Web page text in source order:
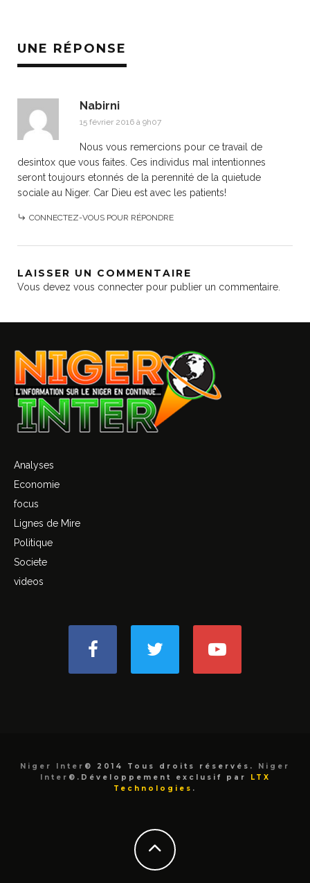
UNE RÉPONSE
Nabirni
15 février 2016 à 9h07
Nous vous remercions pour ce travail de
desintox que vous faites. Ces individus mal intentionnes
seront toujours etonnés de la perennité de la quietude
sociale au Niger. Car Dieu est avec les patients!
CONNECTEZ-VOUS POUR RÉPONDRE
LAISSER UN COMMENTAIRE
Vous devez vous connecter pour publier un commentaire.
Analyses
Economie
focus
Lignes de Mire
Politique
Societe
videos
Niger Inter © 2014 Tous droits réservés. Niger
Inter ©.Développement exclusif par
LTX
Technologies .